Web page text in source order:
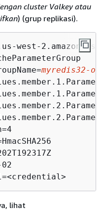
cluster Valkey atau
) (grup replikasi).
west-
myredis32-
lihat